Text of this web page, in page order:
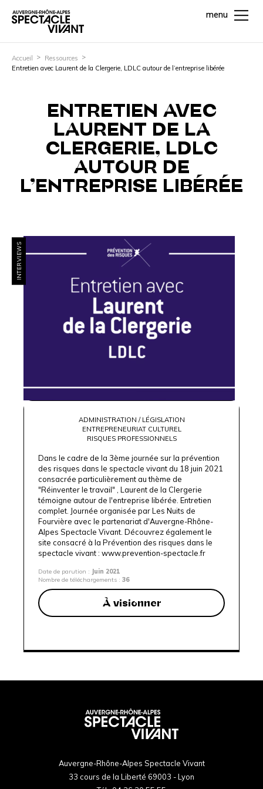
menu
Accueil
Ressources
Entretien avec Laurent de la Clergerie, LDLC autour de l’entreprise libérée
ENTRETIEN AVEC
LAURENT DE LA
CLERGERIE, LDLC
AUTOUR DE
L’ENTREPRISE LIBÉRÉE
INTERVIEWS
ADMINISTRATION / LÉGISLATION
ENTREPRENEURIAT CULTUREL
RISQUES PROFESSIONNELS
Dans le cadre de la 3ème journée sur la prévention
des risques dans le spectacle vivant du 18 juin 2021
consacrée particulièrement au thème de
"Réinventer le travail" , Laurent de la Clergerie
témoigne autour de l'entreprise libérée. Entretien
complet. Journée organisée parLes Nuits de
Fourvière avec le partenariat d'Auvergne-Rhône-
Alpes Spectacle Vivant. Découvrez également le
site consacré à la Prévention des risques dans le
spectacle vivant : www.prevention-spectacle.fr
Date de parution : Juin 2021
Nombre de téléchargements : 36
À visionner
Auvergne-Rhône-Alpes Spectacle Vivant
33 cours de la Liberté 69003 - Lyon